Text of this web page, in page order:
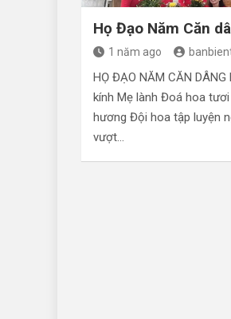
Họ Đạo Năm Căn
1 năm ago
HỌ ĐẠO NĂM CĂN
kính Mẹ lành Đoá hoa
hương Đội hoa tập luyện
vượt…